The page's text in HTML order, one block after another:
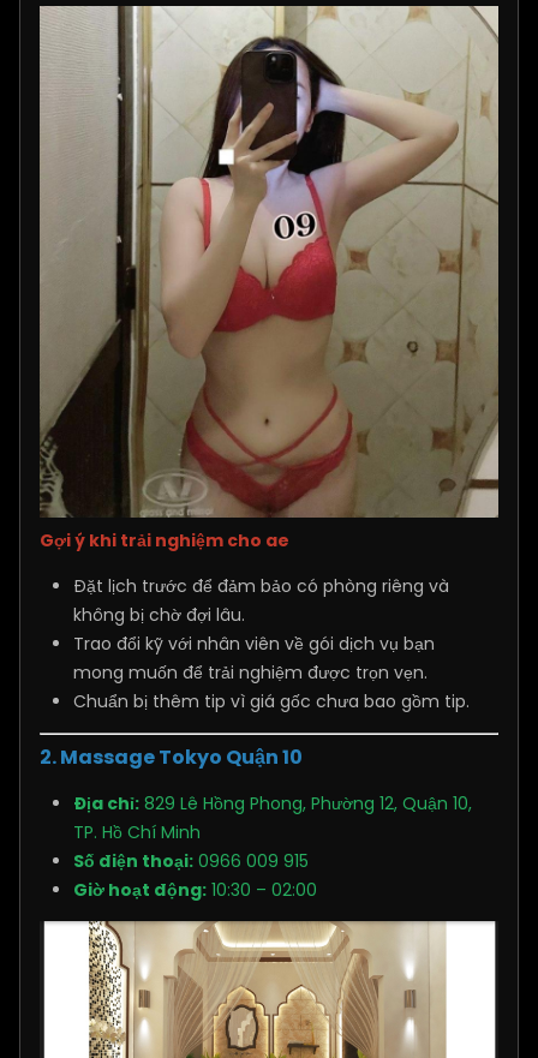
Gợi ý khi trải nghiệm cho ae
Đặt lịch trước để đảm bảo có phòng riêng và
không bị chờ đợi lâu.
Trao đổi kỹ với nhân viên về gói dịch vụ bạn
mong muốn để trải nghiệm được trọn vẹn.
Chuẩn bị thêm tip vì giá gốc chưa bao gồm tip.
2. Massage Tokyo Quận 10
Địa chỉ: 829 Lê Hồng Phong, Phường 12, Quận 10,
TP. Hồ Chí Minh
Số điện thoại: 0966 009 915
Giờ hoạt động: 10:30 – 02:00